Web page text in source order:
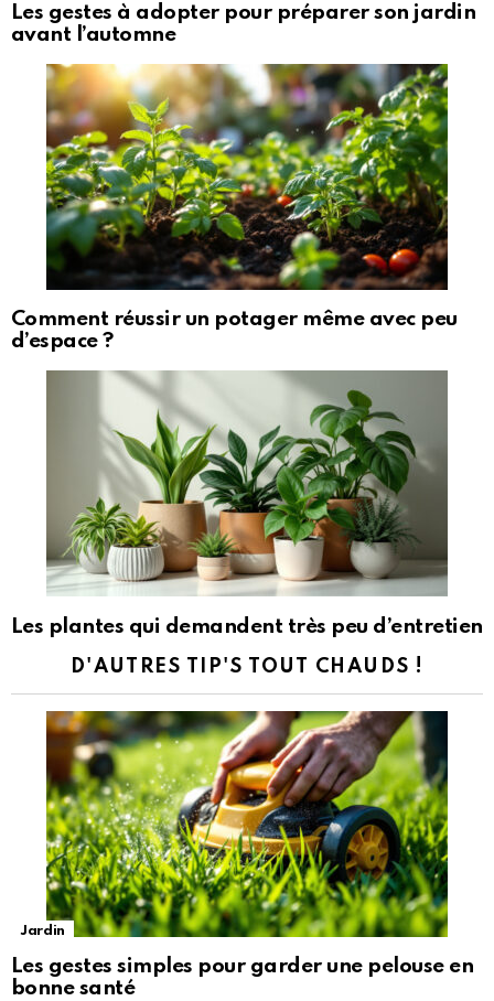
Les gestes à adopter pour préparer son jardin
avant l’automne
Comment réussir un potager même avec peu
d’espace ?
Les plantes qui demandent très peu d’entretien
D'AUTRES TIP'S TOUT CHAUDS !
Jardin
Les gestes simples pour garder une pelouse en
bonne santé